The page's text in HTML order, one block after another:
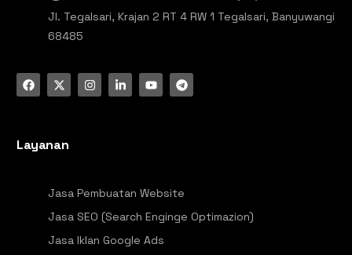
Jl. Tegalsari, Krajan 2 RT 4 RW 1 Tegalsari, Banyuwangi
68485
Layanan
Jasa Pembuatan Website
Jasa SEO (Search Enginge Optimazion)
Jasa Iklan Google Ads